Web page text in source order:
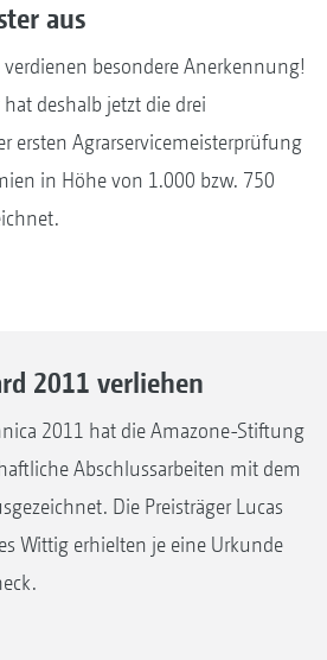
aus
besondere Anerkennung!
deshalb jetzt die drei
ersten Agrarservicemeisterprüfung
in Höhe von 1.000 bzw. 750
2011 verliehen
2011 hat die Amazone-Stiftung
Abschlussarbeiten mit dem
Die Preisträger Lucas
Wittig erhielten je eine Urkunde